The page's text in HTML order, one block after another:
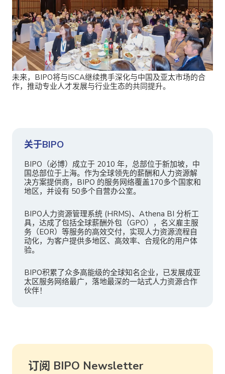
未来，BIPO将与ISCA继续携手深化与中国及亚太市场的合
作，推动专业人才发展与行业生态的共同提升。
关于BIPO
BIPO（必博）成立于 2010 年，总部位于新加坡，中
国总部位于上海。作为全球领先的薪酬和人力资源解
决方案提供商，BIPO 的服务网络覆盖170多个国家和
地区，并设有 50多个自营办公室。
BIPO人力资源管理系统 (HRMS)、Athena BI 分析工
具，达成了包括全球薪酬外包（GPO），名义雇主服
务（EOR）等服务的高效交付，实现人力资源流程自
动化，为客户提供多地区、高效率、合规化的用户体
验。
BIPO积累了众多高能级的全球知名企业，已发展成亚
太区服务网络最广，落地最深的一站式人力资源合作
伙伴！
订阅 BIPO Newsletter